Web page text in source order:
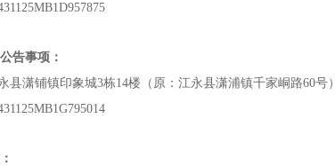
告事项：
县潇铺镇印象城3栋14楼（原：江永县潇浦镇千家峒路60号）